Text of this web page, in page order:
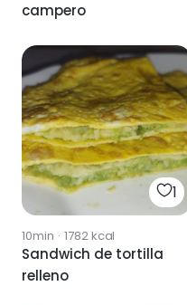
campero
1
10min · 1782kcal
Sandwich de tortilla
relleno